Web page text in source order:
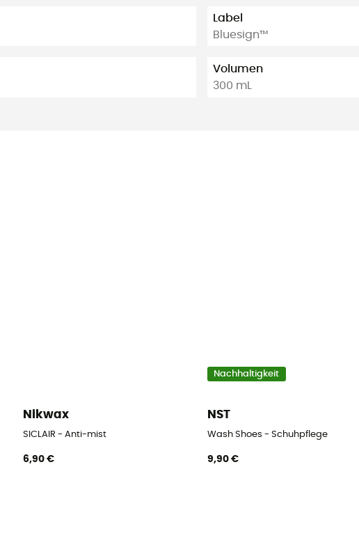
Label
Bluesign™
Volumen
300 mL
Nikwax
SICLAIR - Anti-mist
6,90 €
Nachhaltigkeit
NST
Wash Shoes - Schuhpflege
9,90 €